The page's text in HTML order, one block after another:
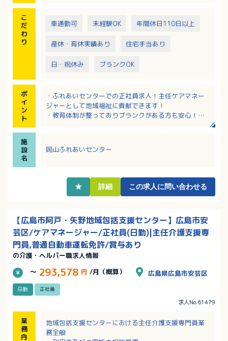
こ
だ
わ
り
車通勤可 未経験OK 年間休日110日以上
産休・育休実績あり 住宅手当あり
日・祝休み ブランクOK
ポ
イ
ン
ト
・ふれあいセンターでの正社員求人！主任ケアマネー
ジャーとして地域福祉に貢献できます！
・教育体制が整っておりブランクがある方も安心！
・残業少なめ、年間休日123日、完全週休二日制で、プ
ライベートとの両立がしやすい環境です！
施
設
名
岡山ふれあいセンター
★ 詳細 この求人に問い合わせる
【広島市阿戸・矢野地域包括支援センター】広島市安
芸区/ケアマネージャー/正社員(日勤)|主任介護支援専
門員,普通自動車運転免許/賞与あり
の介護・ヘルパー職求人情報
～ 293,578 円 /月（概算） 広島県広島市安芸区
日勤 正社員
求人No.61479
業
務
内
地域包括支援センターにおける主任介護支援専門員業
務全般